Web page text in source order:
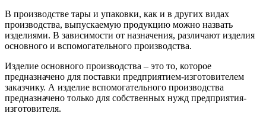
В производстве тары и упаковки, как и в других видах
производства, выпускаемую продукцию можно назвать
изделиями. В зависимости от назначения, различают изделия
основного и вспомогательного производства.
Изделие основного производства – это то, которое
предназначено для поставки предприятием-изготовителем
заказчику. А изделие вспомогательного производства
предназначено только для собственных нужд предприятия-
изготовителя.